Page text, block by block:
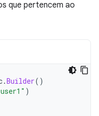
que pertencem ao
.Builder()
)